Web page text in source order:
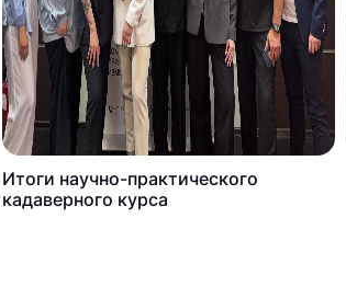
Итоги научно-практического
кадаверного курса